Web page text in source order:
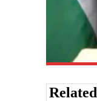
Related